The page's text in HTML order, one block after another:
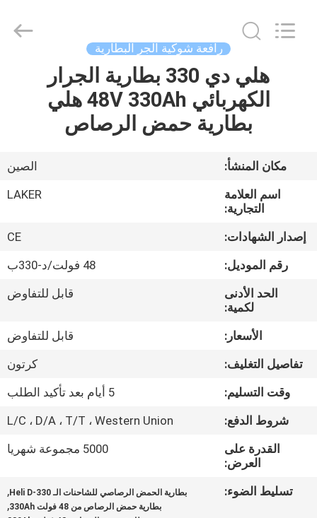
المنتجات
حول
جولة
المعمل
الجودة
اتصل
AUTOPARTS
CO.,LIMITED.
رافعة شوكية الجر البطارية
هلي دي 330 بطارية الجرار
الكهربائي 48V 330Ah هلي
بطارية حمض الرصاص
مكان المنشأ:
الصين
اسم العلامة
التجارية:
LAKER
إصدار الشهادات:
CE
رقم الموديل:
48 فولت/د-330ب
الحد الأدنى
لكمية:
قابل للتفاوض
الأسعار:
قابل للتفاوض
تفاصيل التغليف:
كرتون
وقت التسليم:
5 أيام بعد تأكيد الطلب
شروط الدفع:
L/C ، D/A ، T/T ، Western Union
القدرة على
العرض:
5000 مجموعة شهريا
تسليط الضوء: بطارية الحمض الرصاصي للشاحنات الـ Heli D-330 ,
بطارية حمض الرصاص من 48 فولت 330Ah ,